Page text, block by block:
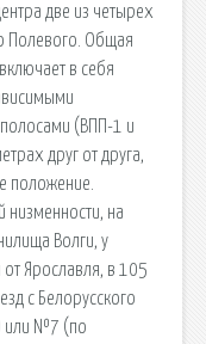
две из четырех
Полевого. Общая
в себя
(ВПП-1 и
друг от друга,
положение.
низменности, на
Волги, у
Ярославля, в 105
с Белорусского
или №7 (по